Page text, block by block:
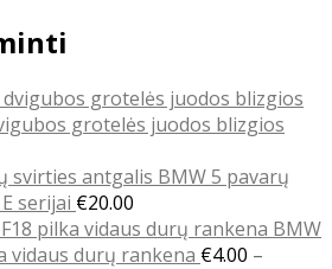
grotelės juodos blizgios
BMW 5 pavarų
serijai €20.00
BMW
vidaus durų rankena €4.00 –